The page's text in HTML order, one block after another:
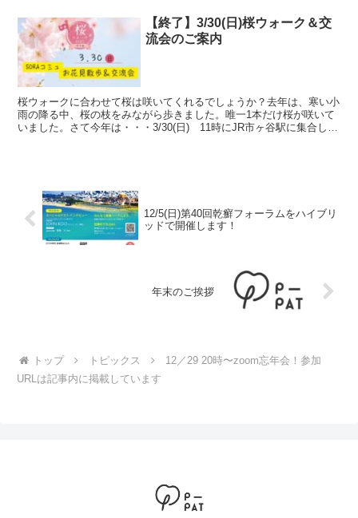
【終了】3/30(日)桜ウォーク＆交
流会のご案内
桜ウォークに合わせて桜は咲いてくれるでしょうか？去年は、寒い小
雨の降る中、桜の枝をみながら歩きました。唯一1本だけ桜が咲いて
いました。さて今年は・・・3/30(日) 11時にJR市ヶ谷駅に集合しま
12/5(日)第40回乾癬フォーラムをハイブリ
ッドで開催します！
年末のご挨拶
トップ トピックス
12／29 20時〜zoom忘年会！参加
URLは記事内に掲載しています